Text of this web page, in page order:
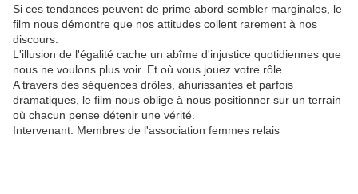
Si ces tendances peuvent de prime abord sembler marginales, le
film nous démontre que nos attitudes collent rarement à nos
discours.
L'illusion de l'égalité cache un abîme d'injustice quotidiennes que
nous ne voulons plus voir. Et où vous jouez votre rôle.
A travers des séquences drôles, ahurissantes et parfois
dramatiques, le film nous oblige à nous positionner sur un terrain
où chacun pense détenir une vérité.
Intervenant: Membres de l'association femmes relais